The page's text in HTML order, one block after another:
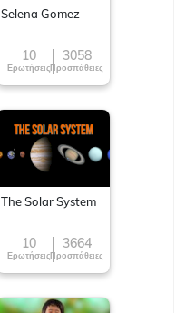
Selena Gomez
10
Ερωτήσεις
3058
Προσπάθειες
The Solar System
10
Ερωτήσεις
3664
Προσπάθειες